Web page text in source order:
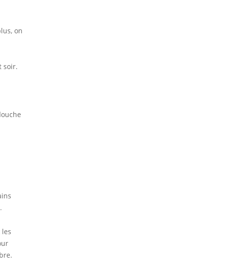
on
soir.